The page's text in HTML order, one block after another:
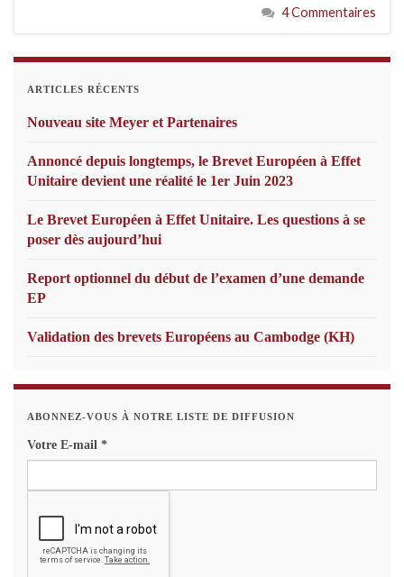
4 Commentaires
ARTICLES RÉCENTS
Nouveau site Meyer et Partenaires
Annoncé depuis longtemps, le Brevet Européen à Effet
Unitaire devient une réalité le 1er Juin 2023
Le Brevet Européen à Effet Unitaire. Les questions à se
poser dès aujourd’hui
Report optionnel du début de l’examen d’une demande
EP
Validation des brevets Européens au Cambodge (KH)
ABONNEZ-VOUS À NOTRE LISTE DE DIFFUSION
Votre E-mail *